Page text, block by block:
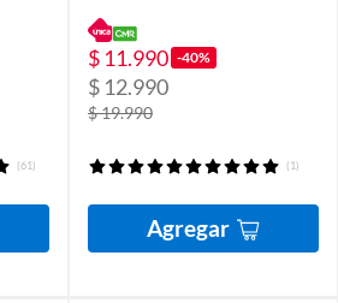
(61)
$ 11.990 -40%
$ 12.990
$ 19.990
(1)
Agregar